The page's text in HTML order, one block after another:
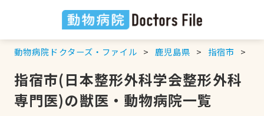
動物病院ドクターズ・ファイル 鹿児島県 指宿市
指宿市(日本整形外科学会整形外科
専門医)の獣医・動物病院一覧